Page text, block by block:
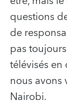
questions
de
pas
télévisés en
nous avons
Nairobi.